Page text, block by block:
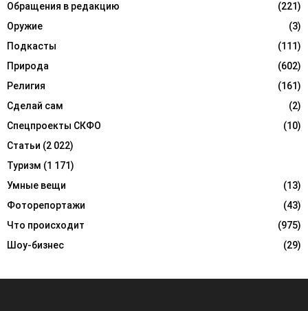
Обращения в редакцию
(221)
Оружие
(3)
Подкасты
(111)
Природа
(602)
Религия
(161)
Сделай сам
(2)
Спецпроекты СКФО
(10)
Статьи (2 022)
Туризм (1 171)
Умные вещи
(13)
Фоторепортажи
(43)
Что происходит
(975)
Шоу-бизнес
(29)